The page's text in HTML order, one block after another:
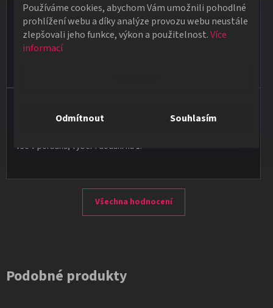
Používáme cookies, abychom Vám umožnili pohodlné
prohlížení webu a díky analýze provozu webu neustále
zlepšovali jeho funkce, výkon a použitelnost.Více
informací
Odmítnout Souhlasím
★★★★★
Obdržela jsem vše, co jsem objednala. Vše fungovalo
perfektně, syn měl velký úspěch s kouzelnickým představením
Vše v pořádku, výběr i dodání na 1.
Všechna hodnocení
Podobné produkty